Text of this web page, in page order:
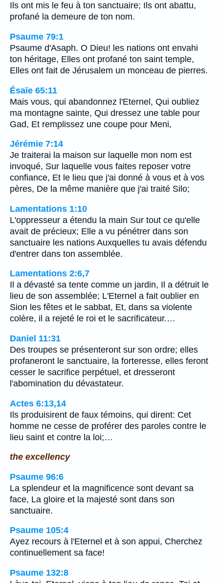
Ils ont mis le feu à ton sanctuaire; Ils ont abattu,
profané la demeure de ton nom.
Psaume 79:1
Psaume d'Asaph. O Dieu! les nations ont envahi
ton héritage, Elles ont profané ton saint temple,
Elles ont fait de Jérusalem un monceau de pierres.
Ésaïe 65:11
Mais vous, qui abandonnez l'Eternel, Qui oubliez
ma montagne sainte, Qui dressez une table pour
Gad, Et remplissez une coupe pour Meni,
Jérémie 7:14
Je traiterai la maison sur laquelle mon nom est
invoqué, Sur laquelle vous faites reposer votre
confiance, Et le lieu que j'ai donné à vous et à vos
pères, De la même manière que j'ai traité Silo;
Lamentations 1:10
L'oppresseur a étendu la main Sur tout ce qu'elle
avait de précieux; Elle a vu pénétrer dans son
sanctuaire les nations Auxquelles tu avais défendu
d'entrer dans ton assemblée.
Lamentations 2:6,7
Il a dévasté sa tente comme un jardin, Il a détruit le
lieu de son assemblée; L'Eternel a fait oublier en
Sion les fêtes et le sabbat, Et, dans sa violente
colère, il a rejeté le roi et le sacrificateur.…
Daniel 11:31
Des troupes se présenteront sur son ordre; elles
profaneront le sanctuaire, la forteresse, elles feront
cesser le sacrifice perpétuel, et dresseront
l'abomination du dévastateur.
Actes 6:13,14
Ils produisirent de faux témoins, qui dirent: Cet
homme ne cesse de proférer des paroles contre le
lieu saint et contre la loi;…
the excellency
Psaume 96:6
La splendeur et la magnificence sont devant sa
face, La gloire et la majesté sont dans son
sanctuaire.
Psaume 105:4
Ayez recours à l'Eternel et à son appui, Cherchez
continuellement sa face!
Psaume 132:8